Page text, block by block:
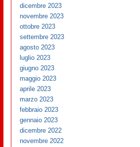
dicembre 2023
novembre 2023
ottobre 2023
settembre 2023
agosto 2023
luglio 2023
giugno 2023
maggio 2023
aprile 2023
marzo 2023
febbraio 2023
gennaio 2023
dicembre 2022
novembre 2022